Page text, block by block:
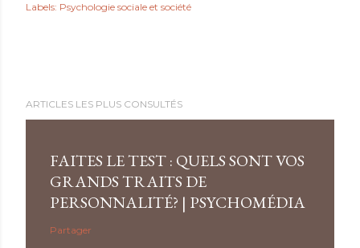
Labels: Psychologie sociale et société
ARTICLES LES PLUS CONSULTÉS
FAITES LE TEST : QUELS SONT VOS
GRANDS TRAITS DE
PERSONNALITÉ? | PSYCHOMÉDIA
Partager